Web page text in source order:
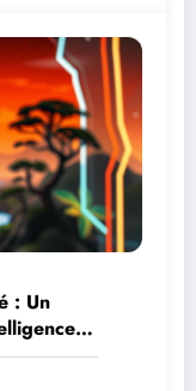
: Un